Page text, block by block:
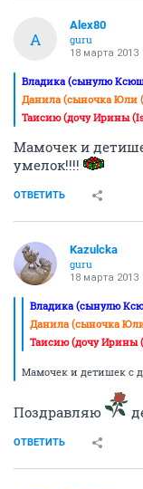
A
Alex80
guru
18 марта 2013
Владика (сынулю
Данила (сыночка Юли
Таисию (дочу Ирины
Мамочек и
умелок!!!!
ОТВЕТИТЬ
Kazulcka
guru
18 марта 2013
Владика (сынулю
Данила (сыночка
Таисию (дочу Ирины
Мамочек и детишек с
Поздравляю
ОТВЕТИТЬ